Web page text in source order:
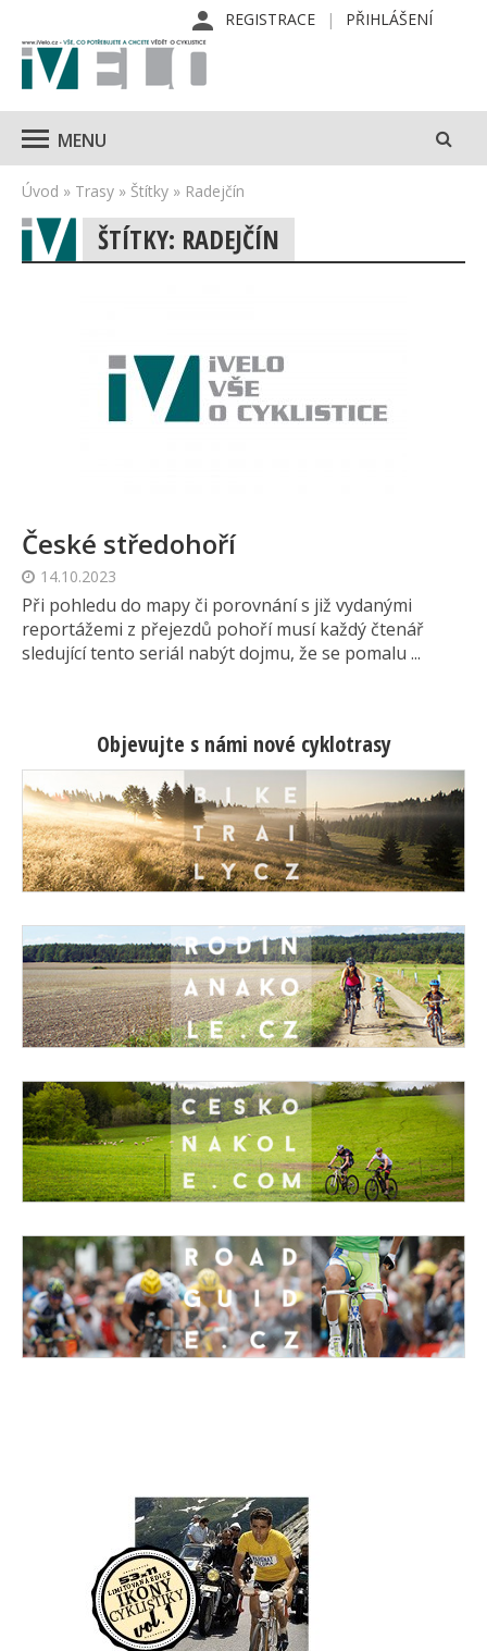
REGISTRACE PŘIHLÁŠENÍ
MENU
Úvod » Trasy » Štítky » Radejčín
ŠTÍTKY: RADEJČÍN
České středohoří
14.10.2023
Při pohledu do mapy či porovnání s již vydanými
reportážemi z přejezdů pohoří musí každý čtenář
sledující tento seriál nabýt dojmu, že se pomalu ...
Objevujte s námi nové cyklotrasy